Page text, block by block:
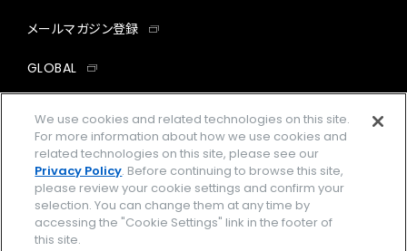
メールマガジン登録
GLOBAL
facebookinstagramtwitter
企業情報 ご利用規約
プライバシーポリシー Cookies Settings
We use cookies and related technologies on this site.
For more information about how we use cookies and
related technologies on this site, please see our
Privacy Policy. Before continuing to browse this site,
please review your cookie settings and confirm your
selection. You can change them at any time by
accessing the "Cookie Settings" link in the footer of
this site.